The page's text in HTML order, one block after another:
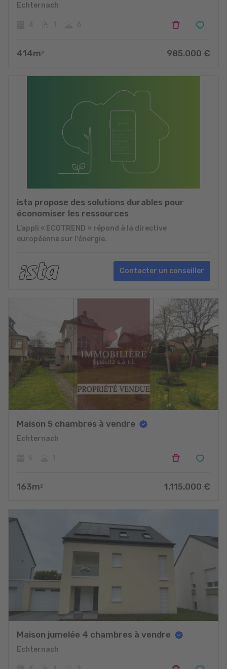
Echternach
414m 2 985.000 €
ista propose des solutions durables pour
économiser les ressources
L’appli « ECOTREND » répond à la directive
européenne sur l'énergie.
Contacter un conseiller
Maison 5 chambres à vendre
Echternach
163m 2 1.115.000 €
Maison jumelée 4 chambres à vendre
Echternach